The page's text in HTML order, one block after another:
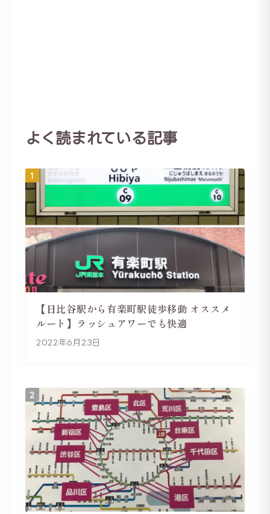
よく読まれている記事
1
【日比谷駅から有楽町駅徒歩移動 オススメ
ルート】ラッシュアワーでも快適
2022年6月23日
2